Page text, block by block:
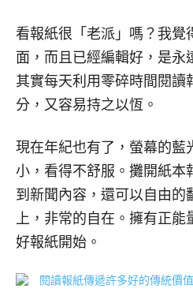
看報紙很「老派」嗎？我覺
面，而且已經編輯好，是永
其實每天利用零碎時間閱讀
分，又容易持之以恆。
現在年紀也有了，螢幕的藍
小，看得不舒服。攤開紙本
到新聞內容，還可以自由的
上，非常的自在。擁有正能
好報紙開始。